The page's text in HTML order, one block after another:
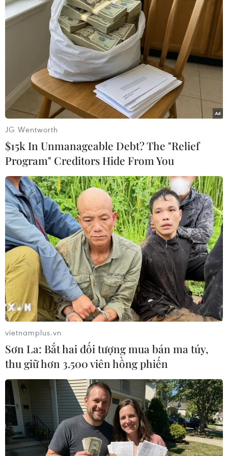
Sản xuất ra điện từ hydro tự nhiên tại
Mali – Một hướng đi đầy hứa hẹn
18/08/2019 10:22
MONTREAL, CANADA – Media OutReach – Khi những
tác động của tình trạng trái đất ngày càng nóng lên trở
nên rõ ràng hơn, thông qua các hiện tượng thời tiết khắc
nghiệt và nhu cầu chuyển sang năng lượng tái tạo trở
nên cấp bách hơn, thì Petroma – một công ty ở Mali
(một quốc […]
Hàn Quốc và Australia nhất trí tăng cường
JG Wentworth
$15k In Unmanageable Debt? The "Relief
Program" Creditors Hide From You
vietnamplus.vn
Sơn La: Bắt hai đối tượng mua bán ma túy,
thu giữ hơn 3.500 viên hồng phiến